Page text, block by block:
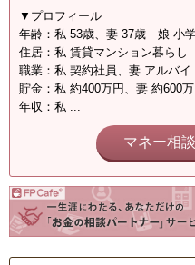
▼プロフィール
年齢：私 53歳、妻 37歳 娘 小
住居：私 賃貸マンション暮らし
職業：私 契約社員、妻 アルバイ
貯金：私 約400万円、妻 約600
年収：私 ...
マネー相